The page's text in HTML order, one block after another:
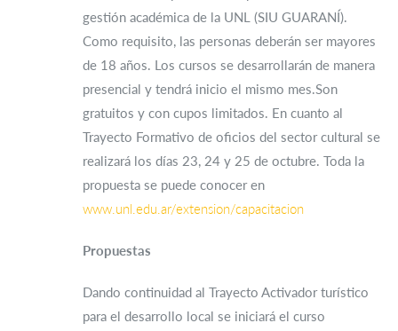
gestión académica de la UNL (SIU GUARANÍ).
Como requisito, las personas deberán ser mayores
de 18 años. Los cursos se desarrollarán de manera
presencial y tendrá inicio el mismo mes.Son
gratuitos y con cupos limitados. En cuanto al
Trayecto Formativo de oficios del sector cultural se
realizará los días 23, 24 y 25 de octubre. Toda la
propuesta se puede conocer en
www.unl.edu.ar/extension/capacitacion
Propuestas
Dando continuidad al Trayecto Activador turístico
para el desarrollo local se iniciará el curso